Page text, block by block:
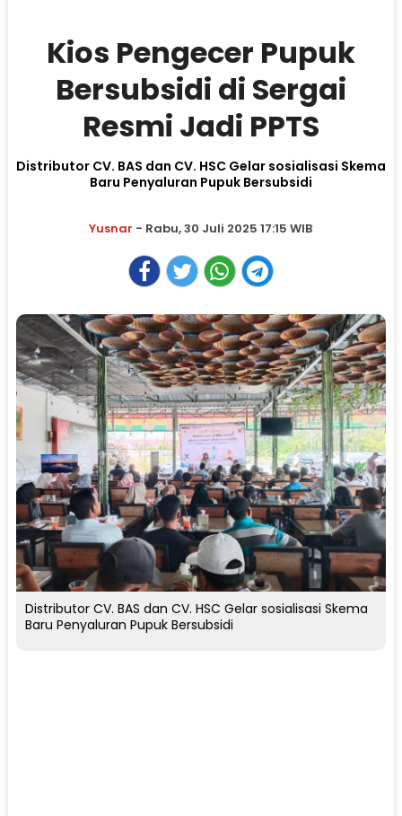
Kios Pengecer Pupuk
Bersubsidi di Sergai
Resmi Jadi PPTS
Distributor CV. BAS dan CV. HSC Gelar sosialisasi Skema
Baru Penyaluran Pupuk Bersubsidi
Yusnar - Rabu, 30 Juli 2025 17:15 WIB
Distributor CV. BAS dan CV. HSC Gelar sosialisasi Skema
Baru Penyaluran Pupuk Bersubsidi